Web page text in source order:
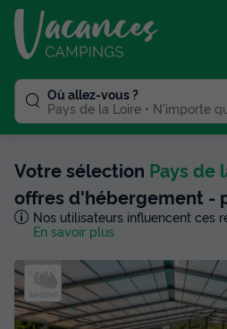
Où allez-vous ?
Pays de la Loire
N'importe
Votre sélection Pays de
offres d'hébergement -
Nos utilisateurs influencent ces
En savoir plus